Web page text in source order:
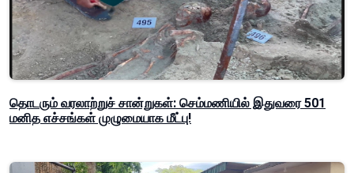
தொடரும் வரலாற்றுச் சான்றுகள்: செம்மணியில் இதுவரை 501
மனித எச்சங்கள் முழுமையாக மீட்பு!